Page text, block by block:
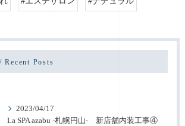
Recent Posts
2023/04/17
La SPA azabu -札幌円山- 新店舗内装工事④